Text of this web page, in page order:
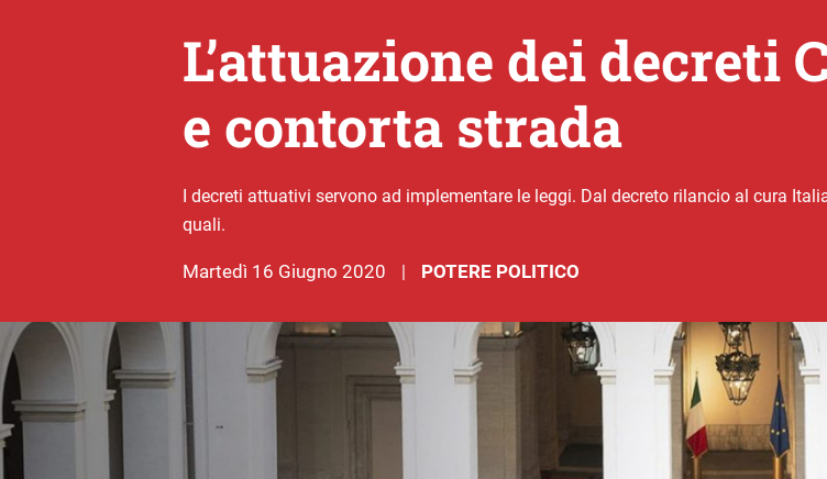
L’attuazione dei decreti
e contorta strada
I decreti attuativi servono ad implementare le leggi. Dal decreto rilancio al cura
quali.
martedì 16 Giugno 2020 | POTERE POLITICO